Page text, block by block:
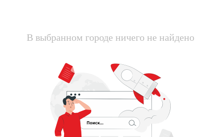
В выбранном городе ничего не найдено